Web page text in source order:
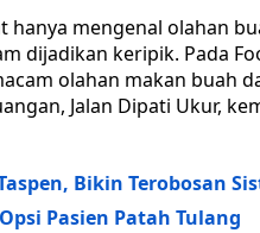
hanya mengenal olahan
dijadikan keripik. Pada
olahan makan buah
Jalan Dipati Ukur,
Bikin Terobosan
Pasien Patah Tulang